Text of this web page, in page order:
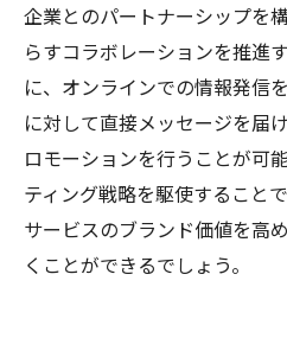
企業とのパートナーシップを
らすコラボレーションを推進
に、オンラインでの情報発信
に対して直接メッセージを届
ロモーションを行うことが可
ティング戦略を駆使すること
サービスのブランド価値を高
くことができるでしょう。